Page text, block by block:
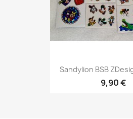
Sandylion BSB
9,90 €